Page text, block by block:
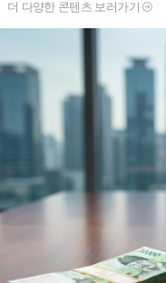
더 다양한 콘텐츠 보러가기